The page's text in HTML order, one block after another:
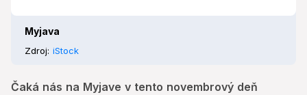
Myjava
Zdroj: iStock
Čaká nás na Myjave v tento novembrový deň